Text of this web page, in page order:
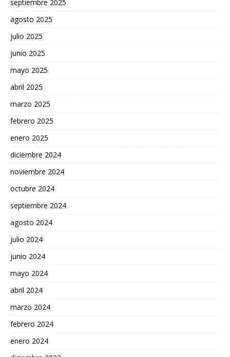
septiembre 2025
agosto 2025
julio 2025
junio 2025
mayo 2025
abril 2025
marzo 2025
febrero 2025
enero 2025
diciembre 2024
noviembre 2024
octubre 2024
septiembre 2024
agosto 2024
julio 2024
junio 2024
mayo 2024
abril 2024
marzo 2024
febrero 2024
enero 2024